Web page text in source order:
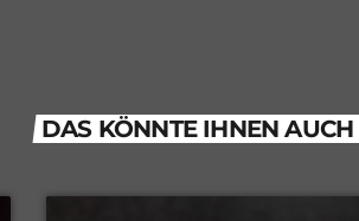
DAS KÖNNTE IHNEN AUCH